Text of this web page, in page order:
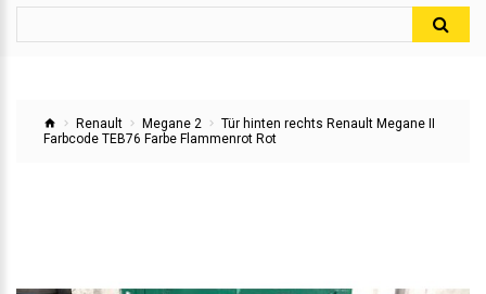
Renault Megane 2
Tür hinten rechts Renault Megane II
Farbcode TEB76 Farbe Flammenrot Rot